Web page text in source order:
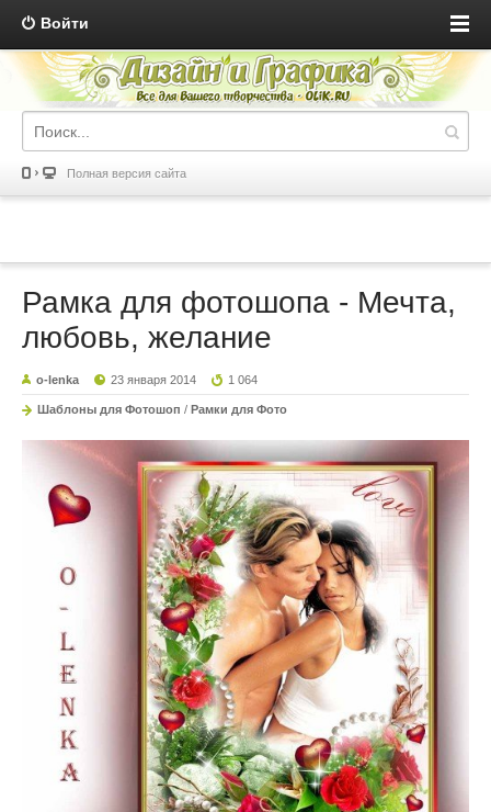
Войти
Полная версия сайта
Рамка для фотошопа - Мечта,
любовь, желание
o-lenka 23 января 2014 1 064
Шаблоны для Фотошоп / Рамки для Фото